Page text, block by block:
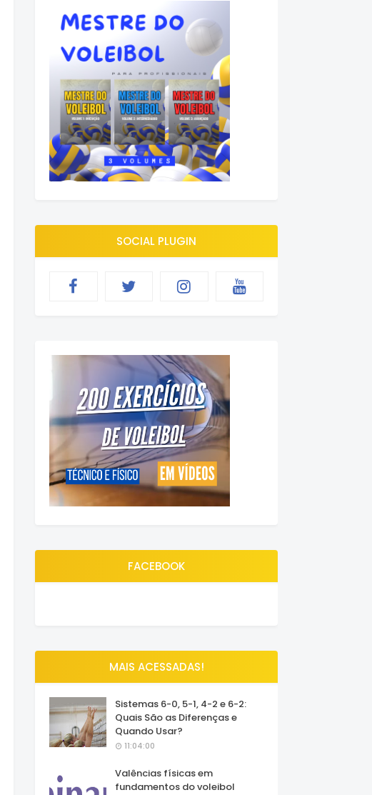
SOCIAL PLUGIN
FACEBOOK
MAIS ACESSADAS!
Sistemas 6-0, 5-1, 4-2 e 6-2:
Quais São as Diferenças e
Quando Usar?
11:04:00
Valências físicas em
fundamentos do voleibol